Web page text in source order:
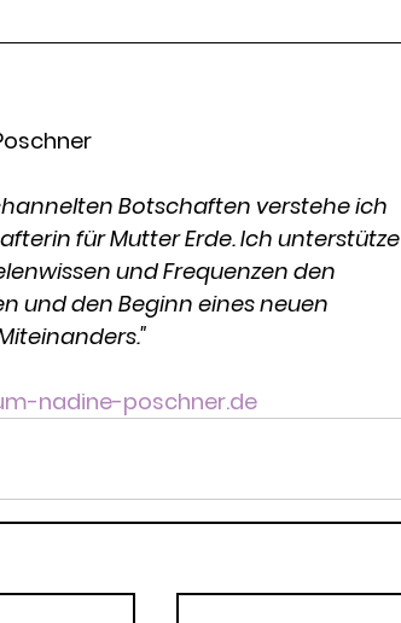
Botschaften verstehe ich
für Mutter Erde. Ich unterstütze
und Frequenzen den
und den Beginn eines neuen
nadine-poschner.de